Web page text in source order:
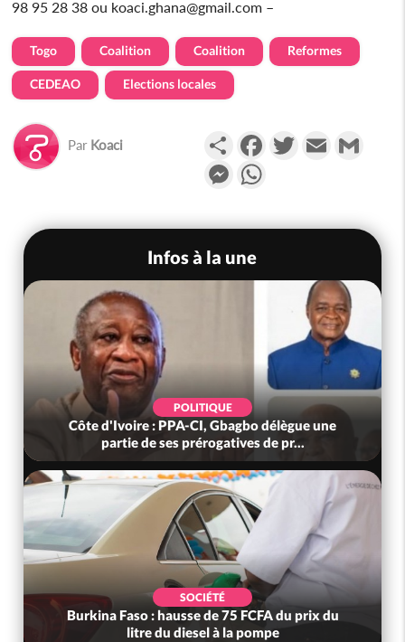
98 95 28 38 ou koaci.ghana@gmail.com –
Togo Coalition Coalition Reformes
CEDEAO Elections locales
Par Koaci PartagerFacebookTwitterEmail
Messenger
Infos à la une
POLITIQUE
Côte d'Ivoire : PPA-CI, Gbagbo délègue une
partie de ses prérogatives de pr...
SOCIÉTÉ
Burkina Faso : hausse de 75 FCFA du prix du
litre du diesel à la pompe